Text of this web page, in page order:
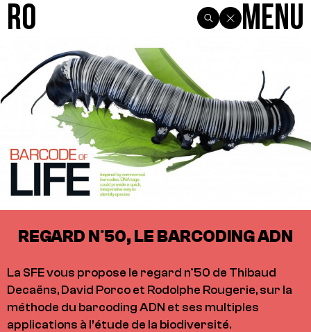
R0 Menu
REGARD N°50, LE BARCODING ADN
La SFE vous propose le regard n°50 de Thibaud
Decaëns, David Porco et Rodolphe Rougerie, sur la
méthode du barcoding ADN et ses multiples
applications à l’étude de la biodiversité.